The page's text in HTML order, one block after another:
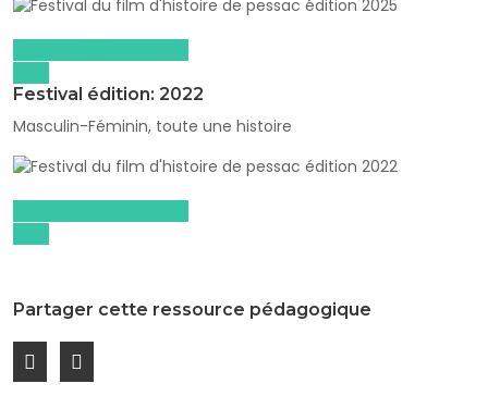
Festival édition: 2022
Masculin-Féminin, toute une histoire
Partager cette ressource pédagogique